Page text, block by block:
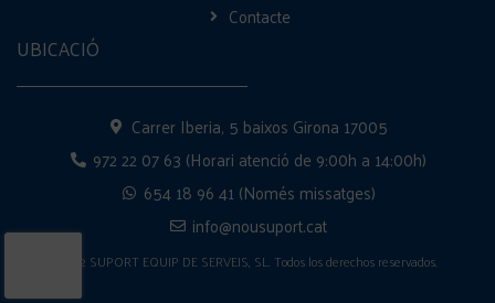
Contacte
UBICACIÓ
Carrer Iberia, 5 baixos Girona 17005
972 22 07 63 (Horari atenció de 9:00h a 14:00h)
654 18 96 41 (Només missatges)
info@nousuport.cat
2022 SUPORT EQUIP DE SERVEIS, SL. Todos los derechos reservados.